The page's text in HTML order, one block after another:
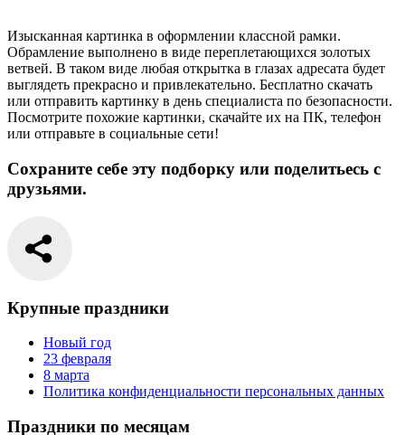
Изысканная картинка в оформлении классной рамки.
Обрамление выполнено в виде переплетающихся золотых
ветвей. В таком виде любая открытка в глазах адресата будет
выглядеть прекрасно и привлекательно. Бесплатно скачать
или отправить картинку в день специалиста по безопасности.
Посмотрите похожие картинки, скачайте их на ПК, телефон
или отправьте в социальные сети!
Сохраните себе эту подборку или поделитьесь с
друзьями.
Крупные праздники
Новый год
23 февраля
8 марта
Политика конфиденциальности персональных данных
Праздники по месяцам